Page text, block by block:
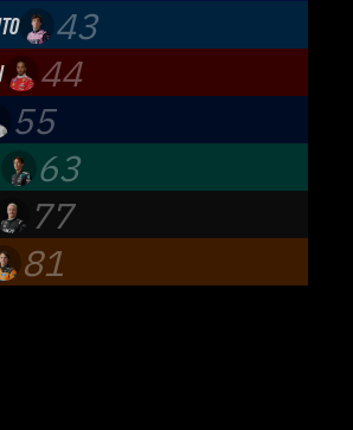
App Racing Bulls
43
Formula One Team
44
55
F1 Team
63
Petronas F1 Team
77
1 Team
81